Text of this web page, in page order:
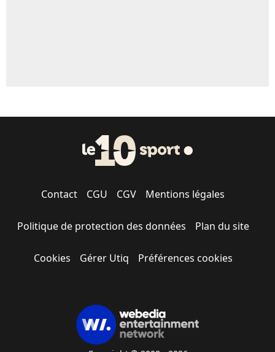
Contact CGU CGV Mentions légales
Politique de protection des données Plan du site
Cookies Gérer Utiq Préférences cookies